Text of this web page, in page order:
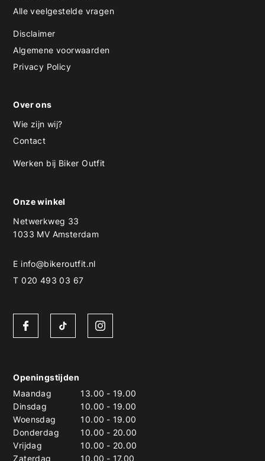
Alle veelgestelde vragen
Disclaimer
Algemene voorwaarden
Privacy Policy
Over ons
Wie zijn wij?
Contact
Werken bij Biker Outfit
Onze winkel
Netwerkweg 33
1033 MV Amsterdam
E info@bikeroutfit.nl
T 020 493 03 67
Openingstijden
Maandag
13.00 - 19.00
Dinsdag
10.00 - 19.00
Woensdag
10.00 - 19.00
Donderdag
10.00 - 20.00
Vrijdag
10.00 - 20.00
Zaterdag
10.00 - 17.00